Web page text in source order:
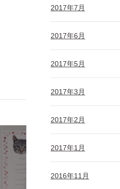
2017年7月
2017年6月
2017年5月
2017年3月
2017年2月
2017年1月
2016年11月